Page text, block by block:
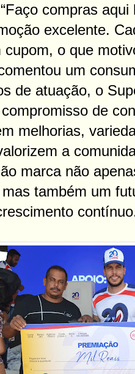
compras
excelente.
cupom, o que
um
de atuação, o
de
melhorias,
a
marca não
também um